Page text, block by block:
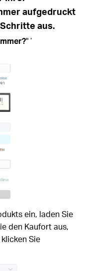
aufgedruckt
aus.
" ’
ein, laden Sie
den Kaufort aus,
Sie